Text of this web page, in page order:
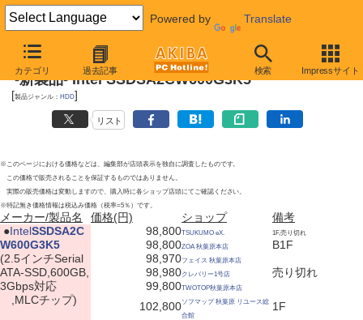
Powered by Translate
カテゴリ 過去記事 検索 Impressサイト
2011年4月16日
-新製品- Intel SSDSA2CW600G3K5
[製品ジャンル： HDD]
リスト
※このページにおける価格などは、編集部が店頭表示を独自に調査したものです。
この価格で販売されることを保証するものではありません。
実際の販売価格は変動しますので、購入時に各ショップ店頭にてご確認ください。
※特記無き価格情報は税込み価格（税率=5％）です。
メーカー/製品名 価格(円) ショップ
備考
●IntelSSDSA2C
W600G3K5
(2.5インチSerial
ATA-SSD,600GB,
3Gbps対応
,MLCチップ)
98,800TSUKUMO eX. 1F,売り切れ
98,800ZOA 秋葉原本店
B1F
98,970フェイス 秋葉原本店
98,980クレバリー1号店
売り切れ
99,800TWOTOP秋葉原本店
102,800ソフマップ 秋葉原 リユース総
合館
1F